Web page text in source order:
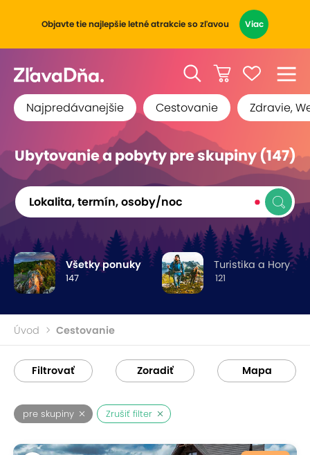
Objavte tie najlepšie letné atrakcie so zľavou Viac
Najpredávanejšie Cestovanie Zdravie,
Ubytovanie a pobyty pre skupiny (147)
Lokalita, termín, osoby/noc
147
Všetky ponuky
121
Turistika a Hory
Úvod Cestovanie
Filtrovať Zoradiť Mapa
pre skupiny Zrušiť filter